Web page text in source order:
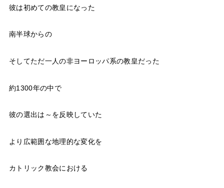
彼は初めての教皇になった
南半球からの
そしてただ一人の非ヨーロッパ系の教皇だった
約1300年の中で
彼の選出は～を反映していた
より広範囲な地理的な変化を
カトリック教会における